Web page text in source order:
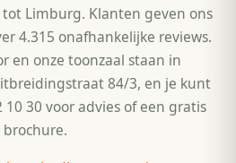
Limburg. Klanten geven ons
4.315 onafhankelijke reviews.
en onze toonzaal staan in
84/3, en je kunt
10 30 voor advies of een gratis
brochure.